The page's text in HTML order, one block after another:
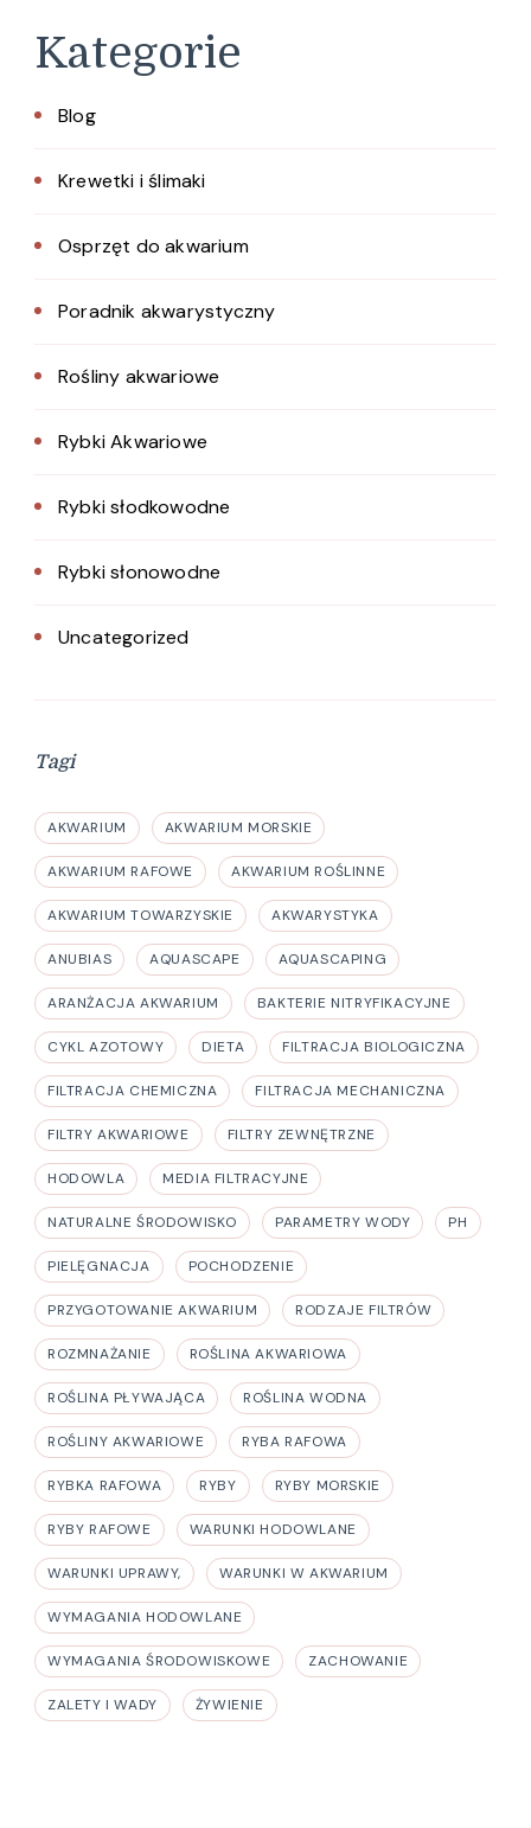
Kategorie
Blog
Krewetki i ślimaki
Osprzęt do akwarium
Poradnik akwarystyczny
Rośliny akwariowe
Rybki Akwariowe
Rybki słodkowodne
Rybki słonowodne
Uncategorized
Tagi
AKWARIUM AKWARIUM MORSKIE
AKWARIUM RAFOWE AKWARIUM ROŚLINNE
AKWARIUM TOWARZYSKIE AKWARYSTYKA
ANUBIAS AQUASCAPE AQUASCAPING
ARANŻACJA AKWARIUM BAKTERIE NITRYFIKACYJNE
CYKL AZOTOWY DIETA FILTRACJA BIOLOGICZNA
FILTRACJA CHEMICZNA FILTRACJA MECHANICZNA
FILTRY AKWARIOWE FILTRY ZEWNĘTRZNE
HODOWLA MEDIA FILTRACYJNE
NATURALNE ŚRODOWISKO PARAMETRY WODY PH
PIELĘGNACJA POCHODZENIE
PRZYGOTOWANIE AKWARIUM RODZAJE FILTRÓW
ROZMNAŻANIE ROŚLINA AKWARIOWA
ROŚLINA PŁYWAJĄCA ROŚLINA WODNA
ROŚLINY AKWARIOWE RYBA RAFOWA
RYBKA RAFOWA RYBY RYBY MORSKIE
RYBY RAFOWE WARUNKI HODOWLANE
WARUNKI UPRAWY, WARUNKI W AKWARIUM
WYMAGANIA HODOWLANE
WYMAGANIA ŚRODOWISKOWE ZACHOWANIE
ZALETY I WADY ŻYWIENIE